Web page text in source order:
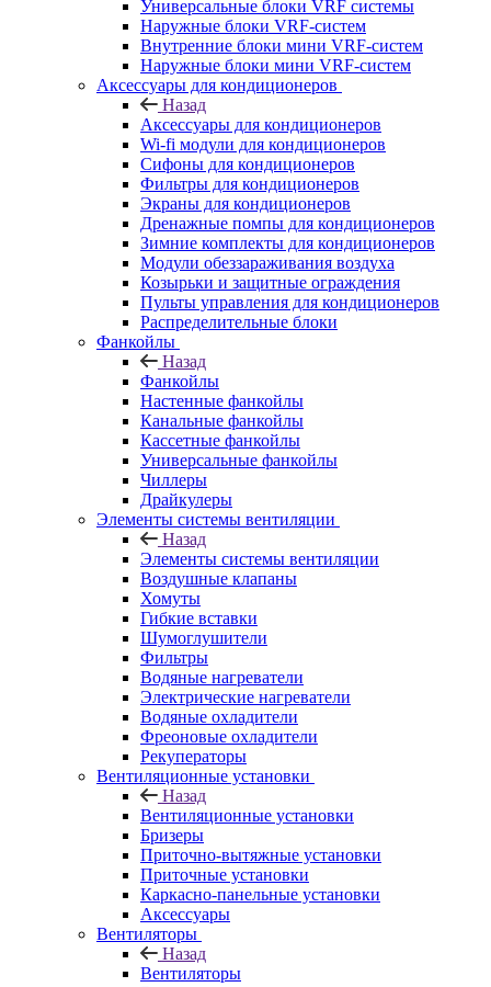
Универсальные блоки VRF системы
Наружные блоки VRF-систем
Внутренние блоки мини VRF-систем
Наружные блоки мини VRF-систем
Аксессуары для кондиционеров
Назад
Аксессуары для кондиционеров
Wi-fi модули для кондиционеров
Сифоны для кондиционеров
Фильтры для кондиционеров
Экраны для кондиционеров
Дренажные помпы для кондиционеров
Зимние комплекты для кондиционеров
Модули обеззараживания воздуха
Козырьки и защитные ограждения
Пульты управления для кондиционеров
Распределительные блоки
Фанкойлы
Назад
Фанкойлы
Настенные фанкойлы
Канальные фанкойлы
Кассетные фанкойлы
Универсальные фанкойлы
Чиллеры
Драйкулеры
Элементы системы вентиляции
Назад
Элементы системы вентиляции
Воздушные клапаны
Хомуты
Гибкие вставки
Шумоглушители
Фильтры
Водяные нагреватели
Электрические нагреватели
Водяные охладители
Фреоновые охладители
Рекуператоры
Вентиляционные установки
Назад
Вентиляционные установки
Бризеры
Приточно-вытяжные установки
Приточные установки
Каркасно-панельные установки
Аксессуары
Вентиляторы
Назад
Вентиляторы